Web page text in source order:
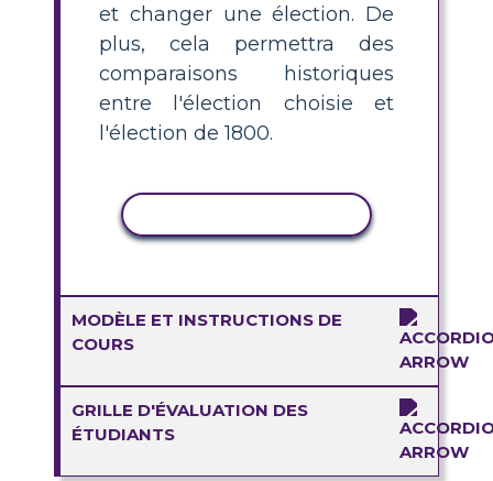
et changer une élection. De
plus, cela permettra des
comparaisons historiques
entre l'élection choisie et
l'élection de 1800.
MODÈLE ET INSTRUCTIONS DE
COURS
GRILLE D'ÉVALUATION DES
ÉTUDIANTS